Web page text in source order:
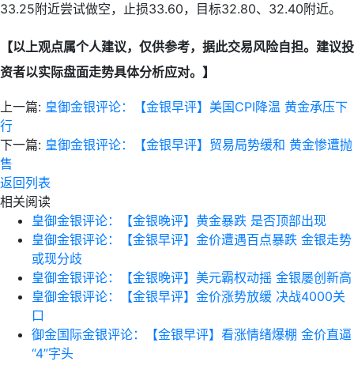
33.25附近尝试做空，止损33.60，目标32.80、32.40附近。
【以上观点属个人建议，仅供参考，据此交易风险自担。建议投
资者以实际盘面走势具体分析应对。】
上一篇: 皇御金银评论：【金银早评】美国CPI降温 黄金承压下
行
下一篇: 皇御金银评论：【金银早评】贸易局势缓和 黄金惨遭抛
售
返回列表
相关阅读
皇御金银评论：【金银晚评】黄金暴跌 是否顶部出现
皇御金银评论：【金银早评】金价遭遇百点暴跌 金银走势
或现分歧
皇御金银评论：【金银晚评】美元霸权动摇 金银屡创新高
皇御金银评论：【金银早评】金价涨势放缓 决战4000关
口
御金国际金银评论：【金银早评】看涨情绪爆棚 金价直逼
“4”字头